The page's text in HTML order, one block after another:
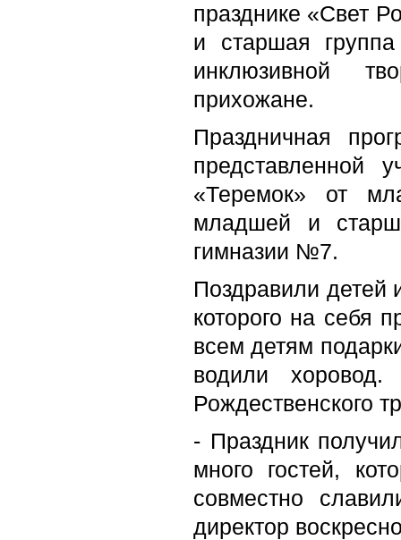
празднике «Свет
и старшая
инклюзивной
прихожане.
Праздничная
представленной
«Теремок» от
младшей и
гимназии №7.
Поздравили детей
которого на себя
всем детям
водили хоровод.
Рождественского
- Праздник
много гостей,
совместно
директор